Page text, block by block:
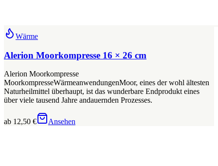
Wärme
Alerion Moorkompresse 16 × 26 cm
Alerion Moorkompresse
MoorkompresseWärmeanwendungenMoor, eines der wohl ältesten
Naturheilmittel überhaupt, ist das wunderbare Endprodukt eines
über viele tausend Jahre andauernden Prozesses.
ab 12,50 € Ansehen